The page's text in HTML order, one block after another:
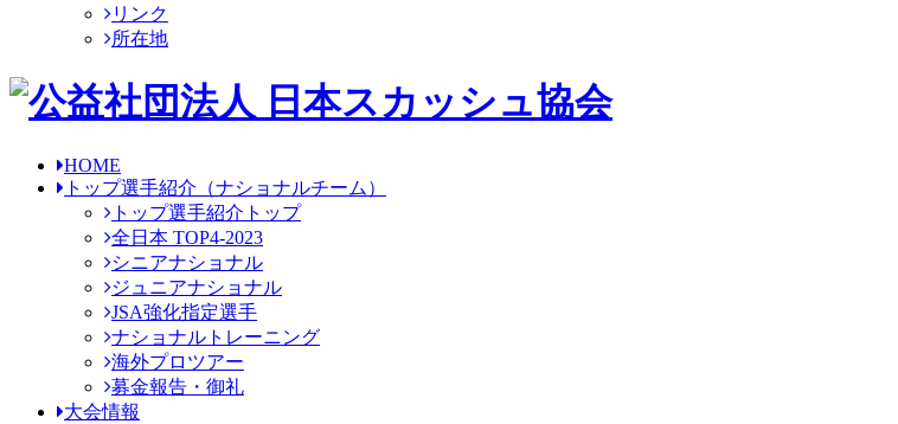
リンク
所在地
HOME
トップ選手紹介 （ナショナルチーム）
トップ選手紹介トップ
全日本 TOP4-2023
シニアナショナル
ジュニアナショナル
JSA強化指定選手
ナショナルトレーニング
海外プロツアー
募金報告・御礼
大会情報